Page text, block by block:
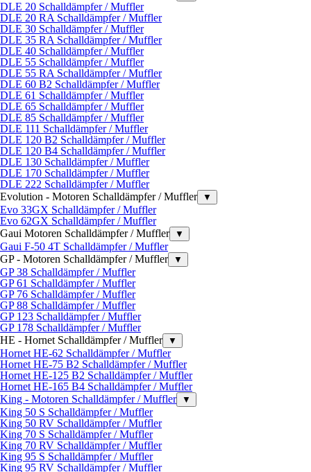
DLE 20 Schalldämpfer / Muffler
DLE 20 RA Schalldämpfer / Muffler
DLE 30 Schalldämpfer / Muffler
DLE 35 RA Schalldämpfer / Muffler
DLE 40 Schalldämpfer / Muffler
DLE 55 Schalldämpfer / Muffler
DLE 55 RA Schalldämpfer / Muffler
DLE 60 B2 Schalldämpfer / Muffler
DLE 61 Schalldämpfer / Muffler
DLE 65 Schalldämpfer / Muffler
DLE 85 Schalldämpfer / Muffler
DLE 111 Schalldämpfer / Muffler
DLE 120 B2 Schalldämpfer / Muffler
DLE 120 B4 Schalldämpfer / Muffler
DLE 130 Schalldämpfer / Muffler
DLE 170 Schalldämpfer / Muffler
DLE 222 Schalldämpfer / Muffler
Evolution - Motoren Schalldämpfer / Muffler
▼
Evo 33GX Schalldämpfer / Muffler
Evo 62GX Schalldämpfer / Muffler
Gaui Motoren Schalldämpfer / Muffler
▼
Gaui F-50 4T Schalldämpfer / Muffler
GP - Motoren Schalldämpfer / Muffler
▼
GP 38 Schalldämpfer / Muffler
GP 61 Schalldämpfer / Muffler
GP 76 Schalldämpfer / Muffler
GP 88 Schalldämpfer / Muffler
GP 123 Schalldämpfer / Muffler
GP 178 Schalldämpfer / Muffler
HE - Hornet Schalldämpfer / Muffler
▼
Hornet HE-62 Schalldämpfer / Muffler
Hornet HE-75 B2 Schalldämpfer / Muffler
Hornet HE-125 B2 Schalldämpfer / Muffler
Hornet HE-165 B4 Schalldämpfer / Muffler
King - Motoren Schalldämpfer / Muffler
▼
King 50 S Schalldämpfer / Muffler
King 50 RV Schalldämpfer / Muffler
King 70 S Schalldämpfer / Muffler
King 70 RV Schalldämpfer / Muffler
King 95 S Schalldämpfer / Muffler
King 95 RV Schalldämpfer / Muffler